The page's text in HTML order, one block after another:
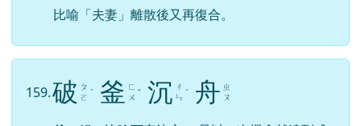
比喻「夫妻」離散後又再復合。
159.破 ㄆ
ㄛ ˋ 釜 ㄈ
ㄨ ˇ 沉 ㄔ
ㄣ ˊ 舟 ㄓ
ㄡ